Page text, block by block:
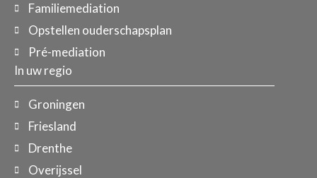
Familiemediation
Opstellen ouderschapsplan
Pré-mediation
In uw regio
Groningen
Friesland
Drenthe
Overijssel